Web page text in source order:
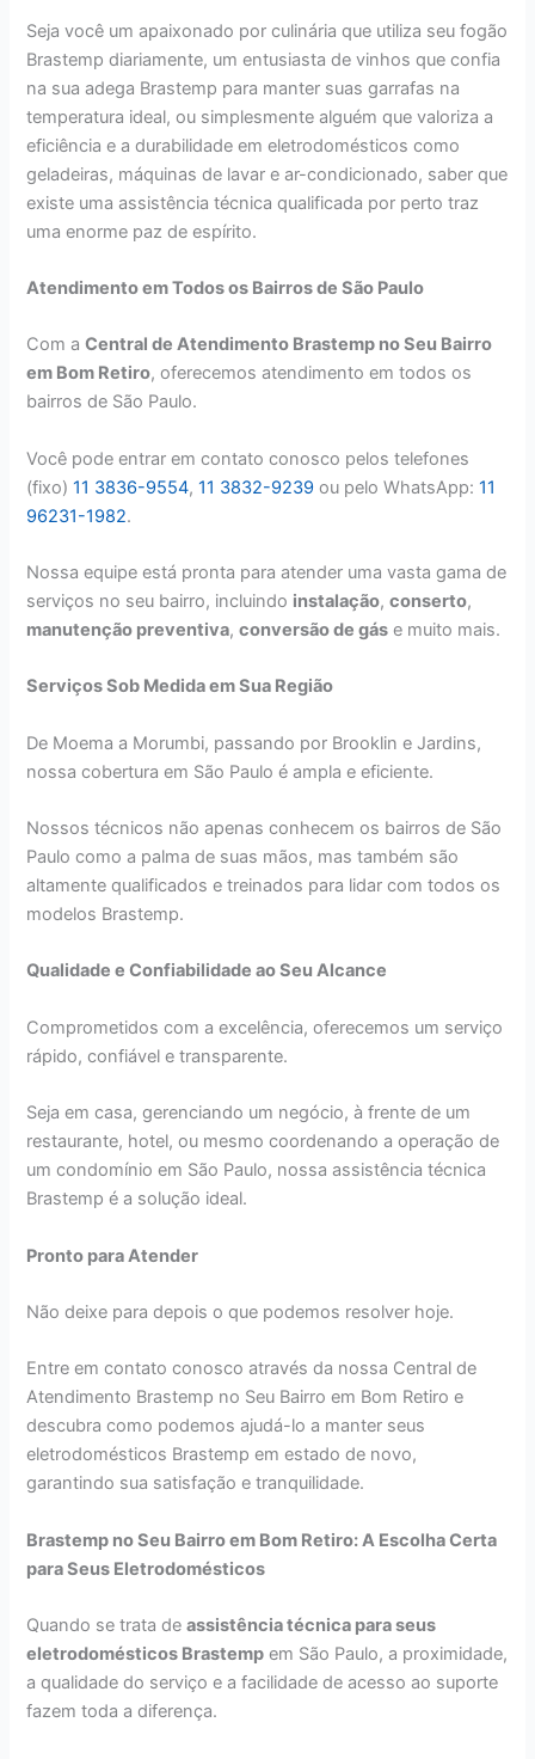
Seja você um apaixonado por culinária que utiliza seu fogão
Brastemp diariamente, um entusiasta de vinhos que confia
na sua adega Brastemp para manter suas garrafas na
temperatura ideal, ou simplesmente alguém que valoriza a
eficiência e a durabilidade em eletrodomésticos como
geladeiras, máquinas de lavar e ar-condicionado, saber que
existe uma assistência técnica qualificada por perto traz
uma enorme paz de espírito.
Atendimento em Todos os Bairros de São Paulo
Com aCentral de Atendimento Brastemp no Seu Bairro
em Bom Retiro, oferecemos atendimento em todos os
bairros de São Paulo.
Você pode entrar em contato conosco pelos telefones
(fixo)11 3836-9554,11 3832-9239 ou pelo WhatsApp:11
96231-1982.
Nossa equipe está pronta para atender uma vasta gama de
serviços no seu bairro, incluindo instalação,conserto,
manutenção preventiva,conversão de gás e muito mais.
Serviços Sob Medida em Sua Região
De Moema a Morumbi, passando por Brooklin e Jardins,
nossa cobertura em São Paulo é ampla e eficiente.
Nossos técnicos não apenas conhecem os bairros de São
Paulo como a palma de suas mãos, mas também são
altamente qualificados e treinados para lidar com todos os
modelos Brastemp.
Qualidade e Confiabilidade ao Seu Alcance
Comprometidos com a excelência, oferecemos um serviço
rápido, confiável e transparente.
Seja em casa, gerenciando um negócio, à frente de um
restaurante, hotel, ou mesmo coordenando a operação de
um condomínio em São Paulo, nossa assistência técnica
Brastemp é a solução ideal.
Pronto para Atender
Não deixe para depois o que podemos resolver hoje.
Entre em contato conosco através da nossa Central de
Atendimento Brastemp no Seu Bairro em Bom Retiro e
descubra como podemos ajudá-lo a manter seus
eletrodomésticos Brastemp em estado de novo,
garantindo sua satisfação e tranquilidade.
Brastemp no Seu Bairro em Bom Retiro: A Escolha Certa
para Seus Eletrodomésticos
Quando se trata deassistência técnica para seus
eletrodomésticos Brastemp em São Paulo, a proximidade,
a qualidade do serviço e a facilidade de acesso ao suporte
fazem toda a diferença.